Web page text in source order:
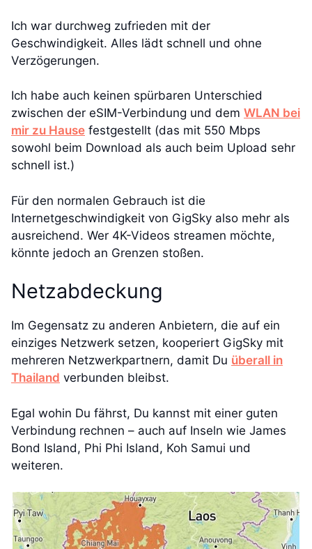
Ich war durchweg zufrieden mit der
Geschwindigkeit. Alles lädt schnell und ohne
Verzögerungen.
Ich habe auch keinen spürbaren Unterschied
zwischen der eSIM-Verbindung und dem WLAN bei
mir zu Hause festgestellt (das mit 550 Mbps
sowohl beim Download als auch beim Upload sehr
schnell ist.)
Für den normalen Gebrauch ist die
Internetgeschwindigkeit von GigSky also mehr als
ausreichend. Wer 4K-Videos streamen möchte,
könnte jedoch an Grenzen stoßen.
Netzabdeckung
Im Gegensatz zu anderen Anbietern, die auf ein
einziges Netzwerk setzen, kooperiert GigSky mit
mehreren Netzwerkpartnern, damit Du überall in
Thailand verbunden bleibst.
Egal wohin Du fährst, Du kannst mit einer guten
Verbindung rechnen – auch auf Inseln wie James
Bond Island, Phi Phi Island, Koh Samui und
weiteren.